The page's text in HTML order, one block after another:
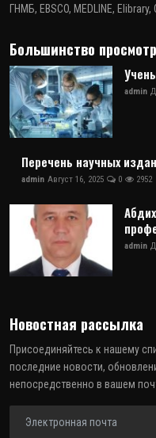
ГНМБ, EBSCO, MEDLINE,
Большинство
admin
Перечень научных
admin Август 16, 2025 0 2952
admin
Новостная рассылка
Присоединяйтесь к нашему
последние новости,
непосредственно в вашем